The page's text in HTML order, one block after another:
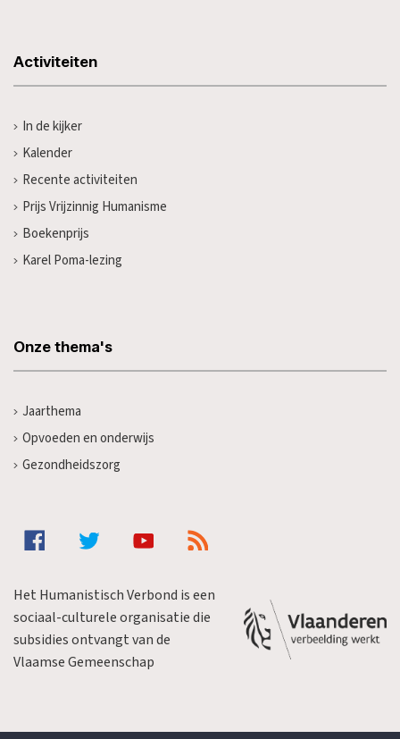
Activiteiten
In de kijker
Kalender
Recente activiteiten
Prijs Vrijzinnig Humanisme
Boekenprijs
Karel Poma-lezing
Onze thema's
Jaarthema
Opvoeden en onderwijs
Gezondheidszorg
Het Humanistisch Verbond is een
sociaal-culturele organisatie die
subsidies ontvangt van de
Vlaamse Gemeenschap